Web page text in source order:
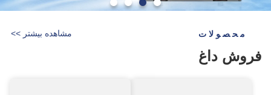
محصولات
فروش داغ
مشاهده بیشتر >
>